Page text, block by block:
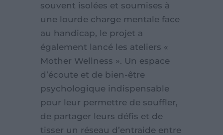
souvent isolées et soumises à
une lourde charge mentale face
au handicap, le projet a
également lancé les ateliers «
Mother Wellness ». Un espace
d’écoute et de bien-être
psychologique indispensable
pour leur permettre de souffler,
de partager leurs défis et de
tisser un réseau d’entraide entre